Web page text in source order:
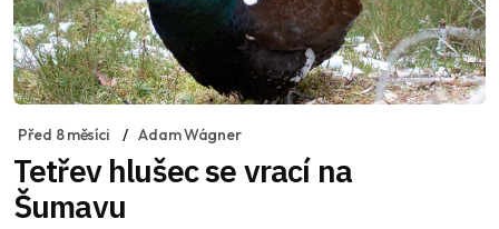
Před 8 měsíci Adam Wágner
Tetřev hlušec se vrací na
Šumavu